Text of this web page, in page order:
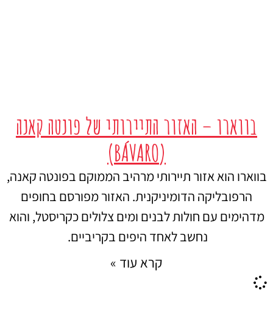
בווארו – האזור התיירותי של פונטה קאנה
(BÁVARO)
בווארו הוא אזור תיירותי מרהיב הממוקם בפונטה קאנה,
הרפובליקה הדומיניקנית. האזור מפורסם בחופים
מדהימים עם חולות לבנים ומים צלולים כקריסטל, והוא
נחשב לאחד היפים בקריביים.
קרא עוד »